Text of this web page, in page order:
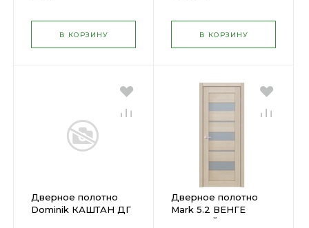
В КОРЗИНУ В КОРЗИНУ
Дверное полотно
Dominik КАШТАН ДГ
Дверное полотно
Mark 5.2 ВЕНГЕ
СВЕТЛЫЙ